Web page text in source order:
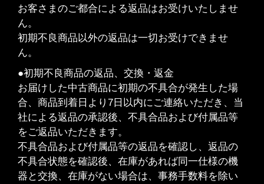
お客さまのご都合による返品はお受けいたしませ
ん。
初期不良商品以外の返品は一切お受けできませ
ん。
●初期不良商品の返品、交換・返金
お届けした中古商品に初期の不具合が発生した場
合、商品到着日より7日以内にご連絡いただき、当
社による返品の承認後、不具合品および付属品等
をご返品いただきます。
不具合品および付属品等の返品を確認し、返品の
不具合状態を確認後、在庫があれば同一仕様の機
器と交換、在庫がない場合は、事務手数料を除い